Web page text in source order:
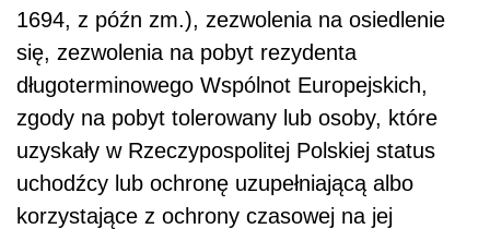
1694, z późn zm.), zezwolenia na osiedlenie
się, zezwolenia na pobyt rezydenta
długoterminowego Wspólnot Europejskich,
zgody na pobyt tolerowany lub osoby, które
uzyskały w Rzeczypospolitej Polskiej status
uchodźcy lub ochronę uzupełniającą albo
korzystające z ochrony czasowej na jej